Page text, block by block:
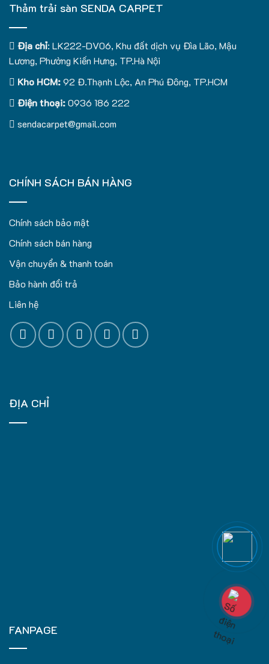
Thảm trải sàn SENDA CARPET
Địa chỉ: LK222-DV06, Khu đất dịch vụ Đìa Lão, Mậu
Lương, Phường Kiến Hưng, TP.Hà Nội
Kho HCM:92 Đ.Thạnh Lộc, An Phú Đông, TP.HCM
Điện thoại:0936 186 222
sendacarpet@gmail.com
CHÍNH SÁCH BÁN HÀNG
Chính sách bảo mật
Chính sách bán hàng
Vận chuyển & thanh toán
Bảo hành đổi trả
Liên hệ
ĐỊA CHỈ
FANPAGE